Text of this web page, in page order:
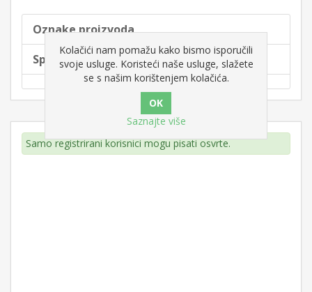
Oznake proizvoda
Specifikacije proizvoda
Samo registrirani korisnici mogu pisati osvrte.
Kolačići nam pomažu kako bismo isporučili
svoje usluge. Koristeći naše usluge, slažete
se s našim korištenjem kolačića.
Saznajte više